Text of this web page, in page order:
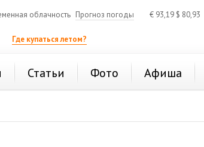
облачность Прогноз погоды € 93,19 $ 80,93
Где купаться летом?
Статьи Фото Афиша